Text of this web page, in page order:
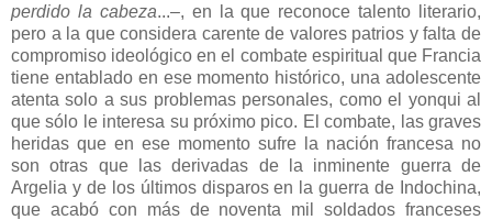
perdido la cabeza...–, en la que reconoce talento literario,
pero a la que considera carente de valores patrios y falta de
compromiso ideológico en el combate espiritual que Francia
tiene entablado en ese momento histórico, una adolescente
atenta solo a sus problemas personales, como el yonqui al
que sólo le interesa su próximo pico. El combate, las graves
heridas que en ese momento sufre la nación francesa no
son otras que las derivadas de la inminente guerra de
Argelia y de los últimos disparos en la guerra de Indochina,
que acabó con más de noventa mil soldados franceses